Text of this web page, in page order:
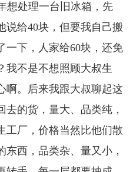
想处理一台旧冰箱，先
说给40块，但要我自己搬
一下，人家给60块，还免
我不是不想照顾大叔生
啊。后来我跟大叔聊起这
的货，量大、品类纯，
工厂，价格当然比他们散
东西，品类杂、量又小，